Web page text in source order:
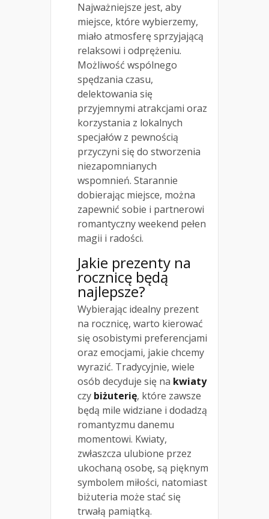
Najważniejsze jest, aby
miejsce, które wybierzemy,
miało atmosferę sprzyjającą
relaksowi i odprężeniu.
Możliwość wspólnego
spędzania czasu,
delektowania się
przyjemnymi atrakcjami oraz
korzystania z lokalnych
specjałów z pewnością
przyczyni się do stworzenia
niezapomnianych
wspomnień. Starannie
dobierając miejsce, można
zapewnić sobie i partnerowi
romantyczny weekend pełen
magii i radości.
Jakie prezenty na
rocznicę będą
najlepsze?
Wybierając idealny prezent
na rocznicę, warto kierować
się osobistymi preferencjami
oraz emocjami, jakie chcemy
wyrazić. Tradycyjnie, wiele
osób decyduje się na kwiaty
czy biżuterię, które zawsze
będą mile widziane i dodadzą
romantyzmu danemu
momentowi. Kwiaty,
zwłaszcza ulubione przez
ukochaną osobę, są pięknym
symbolem miłości, natomiast
biżuteria może stać się
trwałą pamiątką.